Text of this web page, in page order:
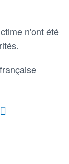
n'ont été